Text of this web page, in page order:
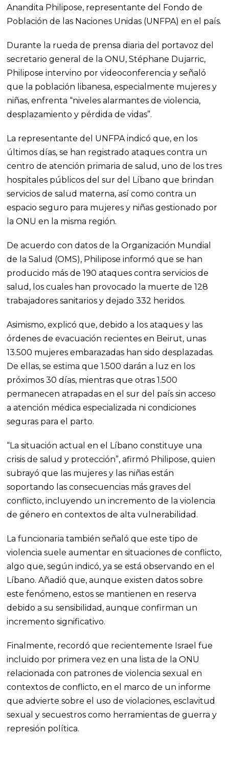
Anandita Philipose, representante del Fondo de
Población de las Naciones Unidas (UNFPA) en el país.
Durante la rueda de prensa diaria del portavoz del
secretario general de la ONU, Stéphane Dujarric,
Philipose intervino por videoconferencia y señaló
que la población libanesa, especialmente mujeres y
niñas, enfrenta “niveles alarmantes de violencia,
desplazamiento y pérdida de vidas”.
La representante del UNFPA indicó que, en los
últimos días, se han registrado ataques contra un
centro de atención primaria de salud, uno de los tres
hospitales públicos del sur del Líbano que brindan
servicios de salud materna, así como contra un
espacio seguro para mujeres y niñas gestionado por
la ONU en la misma región.
De acuerdo con datos de la Organización Mundial
de la Salud (OMS), Philipose informó que se han
producido más de 190 ataques contra servicios de
salud, los cuales han provocado la muerte de 128
trabajadores sanitarios y dejado 332 heridos.
Asimismo, explicó que, debido a los ataques y las
órdenes de evacuación recientes en Beirut, unas
13.500 mujeres embarazadas han sido desplazadas.
De ellas, se estima que 1.500 darán a luz en los
próximos 30 días, mientras que otras 1.500
permanecen atrapadas en el sur del país sin acceso
a atención médica especializada ni condiciones
seguras para el parto.
“La situación actual en el Líbano constituye una
crisis de salud y protección”, afirmó Philipose, quien
subrayó que las mujeres y las niñas están
soportando las consecuencias más graves del
conflicto, incluyendo un incremento de la violencia
de género en contextos de alta vulnerabilidad.
La funcionaria también señaló que este tipo de
violencia suele aumentar en situaciones de conflicto,
algo que, según indicó, ya se está observando en el
Líbano. Añadió que, aunque existen datos sobre
este fenómeno, estos se mantienen en reserva
debido a su sensibilidad, aunque confirman un
incremento significativo.
Finalmente, recordó que recientemente Israel fue
incluido por primera vez en una lista de la ONU
relacionada con patrones de violencia sexual en
contextos de conflicto, en el marco de un informe
que advierte sobre el uso de violaciones, esclavitud
sexual y secuestros como herramientas de guerra y
represión política.